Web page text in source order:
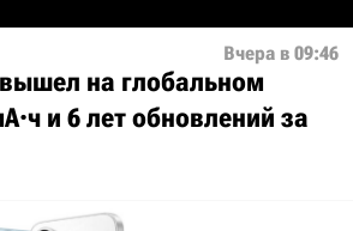
Вчера в 09:46
на глобальном
и 6 лет обновлений за